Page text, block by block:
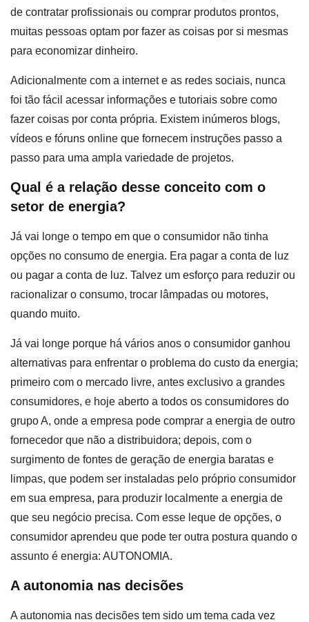
de contratar profissionais ou comprar produtos prontos,
muitas pessoas optam por fazer as coisas por si mesmas
para economizar dinheiro.
Adicionalmente com a internet e as redes sociais, nunca
foi tão fácil acessar informações e tutoriais sobre como
fazer coisas por conta própria. Existem inúmeros blogs,
vídeos e fóruns online que fornecem instruções passo a
passo para uma ampla variedade de projetos.
Qual é a relação desse conceito com o
setor de energia?
Já vai longe o tempo em que o consumidor não tinha
opções no consumo de energia. Era pagar a conta de luz
ou pagar a conta de luz. Talvez um esforço para reduzir ou
racionalizar o consumo, trocar lâmpadas ou motores,
quando muito.
Já vai longe porque há vários anos o consumidor ganhou
alternativas para enfrentar o problema do custo da energia;
primeiro com o mercado livre, antes exclusivo a grandes
consumidores, e hoje aberto a todos os consumidores do
grupo A, onde a empresa pode comprar a energia de outro
fornecedor que não a distribuidora; depois, com o
surgimento de fontes de geração de energia baratas e
limpas, que podem ser instaladas pelo próprio consumidor
em sua empresa, para produzir localmente a energia de
que seu negócio precisa. Com esse leque de opções, o
consumidor aprendeu que pode ter outra postura quando o
assunto é energia: AUTONOMIA.
A autonomia nas decisões
A autonomia nas decisões tem sido um tema cada vez